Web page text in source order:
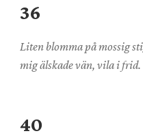
36
Liten blomma på mossig
mig älskade vän, vila i frid.
40